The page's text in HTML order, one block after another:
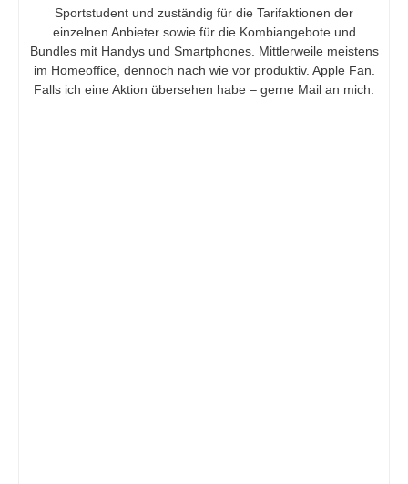
Sportstudent und zuständig für die Tarifaktionen der
einzelnen Anbieter sowie für die Kombiangebote und
Bundles mit Handys und Smartphones. Mittlerweile meistens
im Homeoffice, dennoch nach wie vor produktiv. Apple Fan.
Falls ich eine Aktion übersehen habe – gerne Mail an mich.